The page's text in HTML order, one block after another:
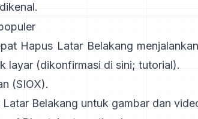
Hapus Latar Belakang
layar (dikonfirmasi di sini; tutorial).
(SIOX).
Latar Belakang untuk gambar dan